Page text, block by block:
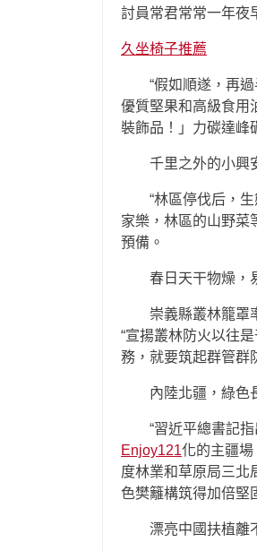
討員常君常常一年夜
久坐椅子推薦
“假如順遂，再
優質堅果和高級食用
裝飾品！」力碳達峰
千里之外的小興
“林區停伐后，
家樂，林區的山野菜
預備。
春日天干物燥，
崇義縣叢林籠罩
“宣揚叢林防火以往
務，就要筑起群管群
內陸北疆，綠色
“習近平總書記
Enjoy121化的主疆場
度林業和草原局三北
色樊籬構筑得加倍堅
漂亮中國扶植離